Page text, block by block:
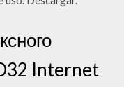
Internet